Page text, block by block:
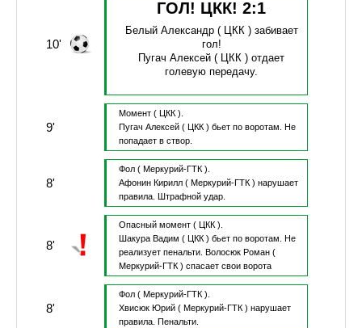
10'
ГОЛ! ЦКК!2:1
Белый Александр( ЦКК ) забивает
гол!
Пугач Алексей ( ЦКК )отдает
голевую передачу.
9'
Момент ( ЦКК ).
Пугач Алексей( ЦКК ) бьет по воротам.
Не
попадает в створ.
8'
Фол ( Меркурий-ГТК ).
Афонин Кирилл( Меркурий-ГТК ) нарушает
правила.
Штрафной удар.
8'
Опасный момент ( ЦКК ).
Шакура Вадим ( ЦКК ) бьет по воротам.
Не
реализует пенальти.
Волосюк Роман(
Меркурий-ГТК ) спасает свои ворота
8'
Фол ( Меркурий-ГТК ).
Хвисюк Юрий( Меркурий-ГТК ) нарушает
правила.
Пенальти.